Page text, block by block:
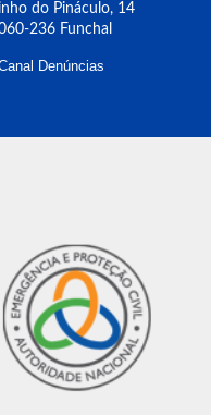
do Pináculo, 14
236 Funchal
Denúncias